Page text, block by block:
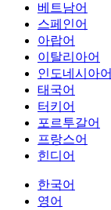
베트남어
스페인어
아랍어
이탈리아어
인도네시아어
태국어
터키어
포르투갈어
프랑스어
힌디어
한국어
영어